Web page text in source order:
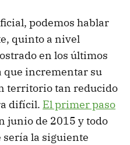
podemos hablar
quinto a nivel
en los últimos
que incrementar su
territorio tan reducido
difícil. El primer paso
junio de 2015 y todo
sería la siguiente